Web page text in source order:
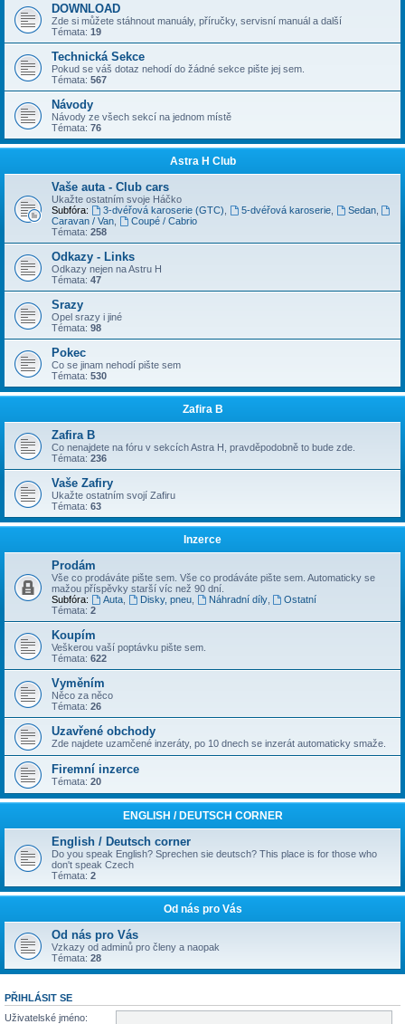
DOWNLOAD
Zde si můžete stáhnout manuály, příručky, servisní manuál a další
Témata: 19
Technická Sekce
Pokud se váš dotaz nehodí do žádné sekce pište jej sem.
Témata: 567
Návody
Návody ze všech sekcí na jednom místě
Témata: 76
Astra H Club
Vaše auta - Club cars
Ukažte ostatním svoje Háčko
Subfóra:
3-dvéřová karoserie (GTC) 5-dvéřová karoserie, Sedan,
Caravan / Van
Coupé / Cabrio
Témata: 258
Odkazy - Links
Odkazy nejen na Astru H
Témata: 47
Srazy
Opel srazy i jiné
Témata: 98
Pokec
Co se jinam nehodí pište sem
Témata: 530
Zafira B
Zafira B
Co nenajdete na fóru v sekcích Astra H, pravděpodobně to bude zde.
Témata: 236
Vaše Zafiry
Ukažte ostatním svojí Zafiru
Témata: 63
Inzerce
Prodám
Vše co prodáváte pište sem. Vše co prodáváte pište sem. Automaticky se
mažou příspěvky starší víc než 90 dní.
Subfóra:
Auta, Disky, pneu, Náhradní díly,
Ostatní
Témata: 2
Koupím
Veškerou vaší poptávku pište sem.
Témata: 622
Vyměním
Něco za něco
Témata: 26
Uzavřené obchody
Zde najdete uzamčené inzeráty, po 10 dnech se inzerát automaticky smaže.
Firemní inzerce
Témata: 20
ENGLISH / DEUTSCH CORNER
English / Deutsch corner
Do you speak English? Sprechen sie deutsch? This place is for those who
don't speak Czech
Témata: 2
Od nás pro Vás
Od nás pro Vás
Vzkazy od adminů pro členy a naopak
Témata: 28
PŘIHLÁSIT SE
Uživatelské jméno: